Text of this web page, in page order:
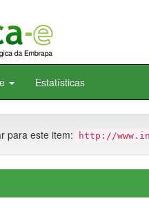
Estatísticas
para este item: http://